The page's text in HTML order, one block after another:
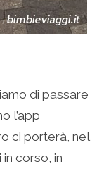
di passare
l’app
ci porterà, nel
corso, in